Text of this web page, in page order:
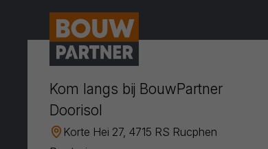
Kom langs bij BouwPartner
Doorisol
Korte Hei 27, 4715 RS Rucphen